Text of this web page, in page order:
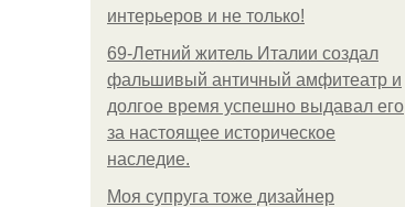
интерьеров и не только!
69-Летний житель Италии создал
фальшивый античный амфитеатр и
долгое время успешно выдавал его
за настоящее историческое
наследие.
Моя супруга тоже дизайнер